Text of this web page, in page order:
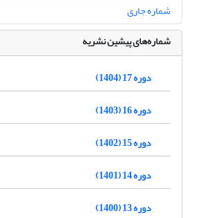
شماره جاری
شماره‌های پیشین نشریه
دوره 17 (1404)
دوره 16 (1403)
دوره 15 (1402)
دوره 14 (1401)
دوره 13 (1400)